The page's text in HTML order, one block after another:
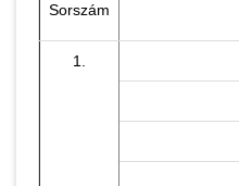
Sorszám
1.